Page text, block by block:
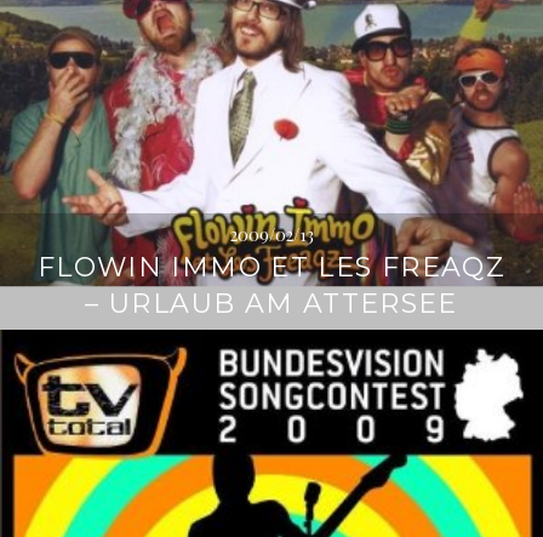
2009/02/13
FLOWIN IMMO ET LES FREAQZ
– URLAUB AM ATTERSEE